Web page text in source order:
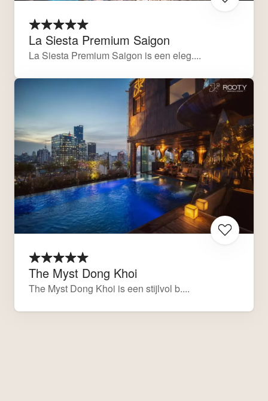
La Siesta Premium Saigon
La Siesta Premium Saigon is een eleg....
The Myst Dong Khoi
The Myst Dong Khoi is een stijlvol b....